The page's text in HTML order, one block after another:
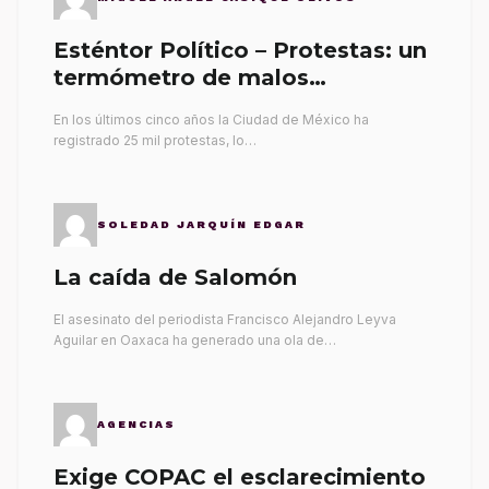
Esténtor Político – Protestas: un
termómetro de malos
En los últimos cinco años la Ciudad de México ha
registrado 25 mil protestas, lo…
SOLEDAD JARQUÍN EDGAR
La caída de Salomón
El asesinato del periodista Francisco Alejandro Leyva
Aguilar en Oaxaca ha generado una ola de…
AGENCIAS
Exige COPAC el esclarecimiento